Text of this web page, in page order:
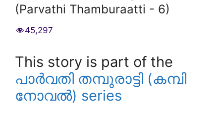
(Parvathi Thamburaatti - 6)
45,297
This story is part of the
പാർവതി തമ്പുരാട്ടി (കമ്പി
നോവൽ) series